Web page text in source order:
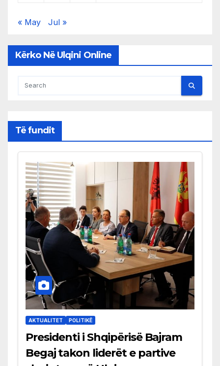
« May Jul »
Kërko Në Ulqini Online
Të fundit
AKTUALITET POLITIKË
Presidenti i Shqipërisë Bajram
Begaj takon liderët e partive